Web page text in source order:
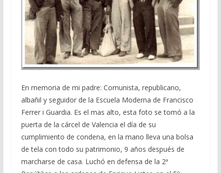
En memoria de mi padre: Comunista, republicano,
albañil y seguidor de la Escuela Moderna de Francisco
Ferrer i Guardia. Es el mas alto, esta foto se tomó a la
puerta de la cárcel de Valencia el día de su
cumplimiento de condena, en la mano lleva una bolsa
de tela con todo su patrimonio, 9 años después de
marcharse de casa. Luchó en defensa de la 2ª